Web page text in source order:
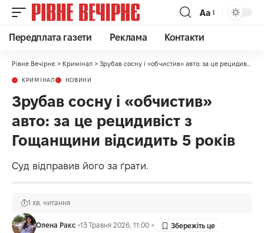
Аа
Передплата газети Реклама Контакти
Рівне Вечірнє > Кримінал > Зрубав сосну і «обчистив» авто: за це рецидивіст з Гощанщини відсидить 5 років
КРИМІНАЛ НОВИНИ
Зрубав сосну і «обчистив»
авто: за це рецидивіст з
Гощанщини відсидить 5 років
Суд відправив його за ґрати.
Олена Ракс 13 Травня 2026, 11:00
1 хв. читання